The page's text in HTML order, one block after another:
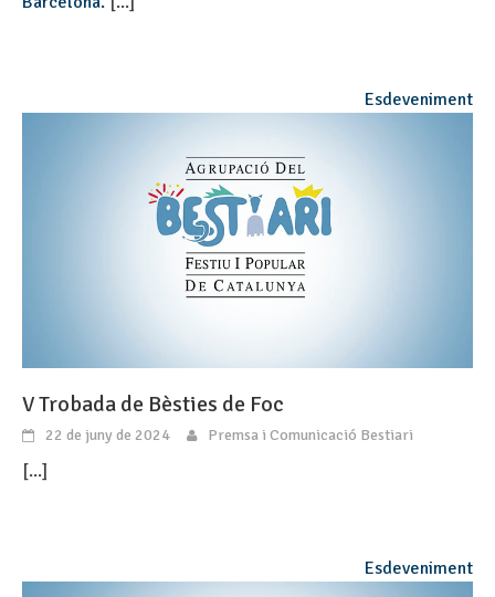
Esdeveniment
V Trobada de Bèsties de Foc
22 de juny de 2024 Premsa i Comunicació Bestiari
[...]
Esdeveniment